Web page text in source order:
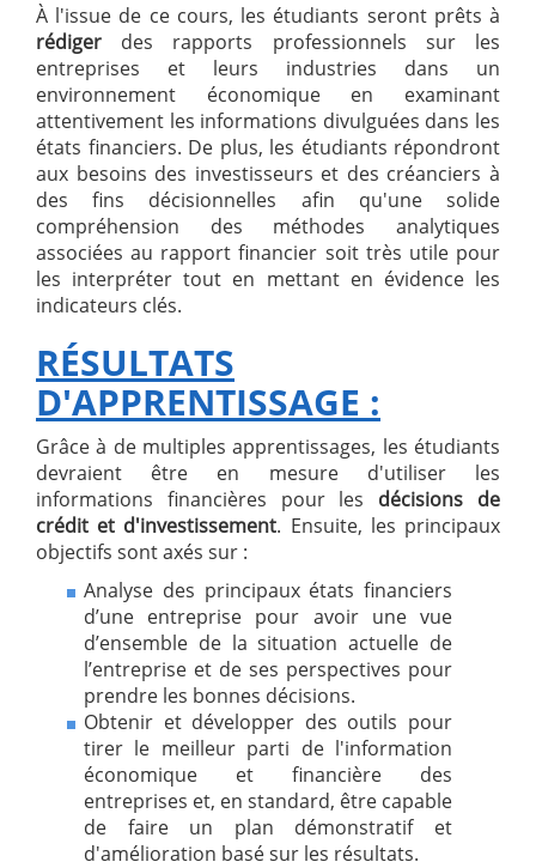
À l'issue de ce cours, les étudiants seront prêts à
rédiger des rapports professionnels sur les
entreprises et leurs industries dans un
environnement économique en examinant
attentivement les informations divulguées dans les
états financiers. De plus, les étudiants répondront
aux besoins des investisseurs et des créanciers à
des fins décisionnelles afin qu'une solide
compréhension des méthodes analytiques
associées au rapport financier soit très utile pour
les interpréter tout en mettant en évidence les
indicateurs clés.
RÉSULTATS
D'APPRENTISSAGE :
Grâce à de multiples apprentissages, les étudiants
devraient être en mesure d'utiliser les
informations financières pour les décisions de
crédit et d'investissement. Ensuite, les principaux
objectifs sont axés sur :
Analyse des principaux états financiers
d’une entreprise pour avoir une vue
d’ensemble de la situation actuelle de
l’entreprise et de ses perspectives pour
prendre les bonnes décisions.
Obtenir et développer des outils pour
tirer le meilleur parti de l'information
économique et financière des
entreprises et, en standard, être capable
de faire un plan démonstratif et
d'amélioration basé sur les résultats.